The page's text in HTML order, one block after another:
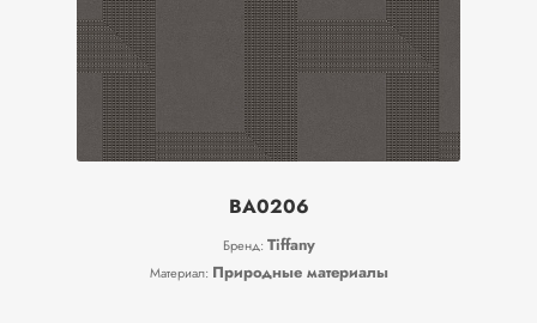
BA0206
Бренд: Tiffany
Материал: Природные материалы